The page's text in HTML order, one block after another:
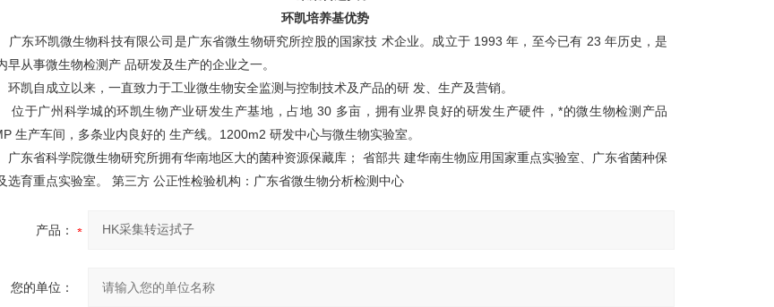
环凯培养基优势
东环凯微生物科技有限公司是广东省微生物研究所控股的国家技 术企业。成立于 1993 年，至今已有 23 年历史，是
早从事微生物检测产 品研发及生产的企业之一。
凯自成立以来，一直致力于工业微生物安全监测与控制技术及产品的研 发、生产及营销。
于广州科学城的环凯生物产业研发生产基地，占地 30 多亩，拥有业界良好的研发生产硬件，*的微生物检测产品
生产车间，多条业内良好的 生产线。1200m2 研发中心与微生物实验室。
东省科学院微生物研究所拥有华南地区大的菌种资源保藏库； 省部共 建华南生物应用国家重点实验室、广东省菌种保
选育重点实验室。 第三方 公正性检验机构：广东省微生物分析检测中心
产品：
您的单位：